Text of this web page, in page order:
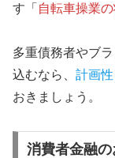
す「 自転車操業
多重債務者やブ
込むなら、 計画
おきましょう。
消費者金融